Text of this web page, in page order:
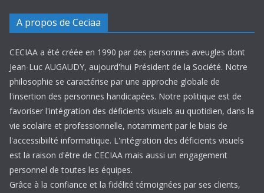
A propos de Ceciaa
CECIAA a été créée en 1990 par des personnes aveugles dont
Jean-Luc AUGAUDY, aujourd'hui Président de la Société. Notre
philosophie se caractérise par une approche globale de
l'insertion des personnes handicapées. Notre politique est de
favoriser l'intégration des déficients visuels au quotidien, dans la
vie scolaire et professionnelle, notamment par le biais de
l'accessibiilté informatique. L'intégration des déficients visuels
est la raison d'être de CECIAA mais aussi un engagement
personnel de toutes les équipes.
Grâce à la confiance et la fidélité témoignées par ses clients,